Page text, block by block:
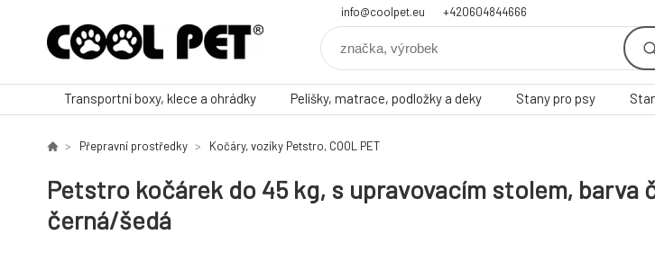
info@coolpet.eu +420604844666
Transportní boxy, klece a ohrádky Pelíšky, matrace, podložky a deky Stany pro psy
Přepravní prostředky Kočáry, vozíky Petstro, COOL PET
Petstro kočárek do 45 kg, s upravovacím stolem, barva
černá/šedá